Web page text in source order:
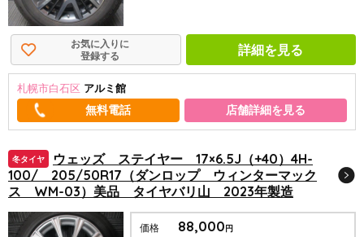
お気に入りに
登録する
詳細を見る
札幌市白石区 アルミ館
店舗詳細を見る
冬タイヤ
ウェッズ ステイヤー 17×6.5J（+40）4H-
100/ 205/50R17（ダンロップ ウィンターマック
ス WM-03）美品 タイヤバリ山 2023年製造
価格 88,000円